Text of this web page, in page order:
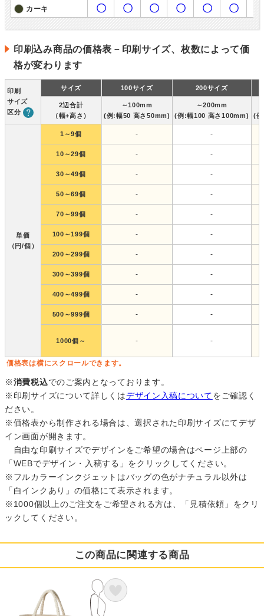
カーキ 〇 〇 〇 〇 〇 〇
印刷込み商品の価格表－印刷サイズ、枚数によって価
格が変わります
印刷
サイズ
区分
サイズ
2辺合計
（幅+高さ）
単価
（円/個）
1～9個
10～29個
30～49個
50～69個
70～99個
100～199個
200～299個
300～399個
400～499個
500～999個
1000個～
100サイズ 200サイズ
～100mm
(例:幅50 高さ50mm)
～200mm
(例:幅100 高さ100mm)
(
- -
- -
- -
- -
- -
- -
- -
- -
- -
- -
- -
価格表は横にスクロールできます。
※消費税込でのご案内となっております。
※印刷サイズについて詳しくはデザイン入稿についてをご確認く
ださい。
※価格表から制作される場合は、選択された印刷サイズにてデザ
イン画面が開きます。
自由な印刷サイズでデザインをご希望の場合はページ上部の
「WEBでデザイン・入稿する」をクリックしてください。
※フルカラーインクジェットはバッグの色がナチュラル以外は
「白インクあり」の価格にて表示されます。
※1000個以上のご注文をご希望される方は、「見積依頼」をクリ
ックしてください。
この商品に関連する商品